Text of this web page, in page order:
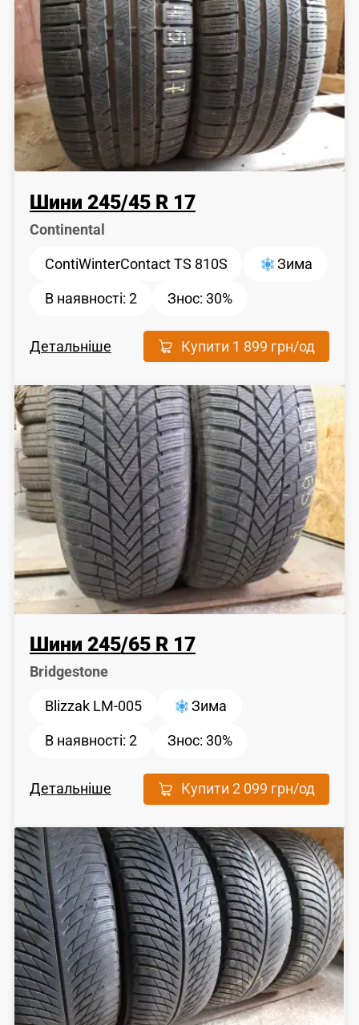
Шини 245/45 R 17
Continental
ContiWinterContact TS 810S Зима
В наявності: 2 Знос:30%
Детальніше Купити 1 899 грн/од
Шини 245/65 R 17
Bridgestone
Blizzak LM-005 Зима
В наявності: 2 Знос:30%
Детальніше Купити2 099 грн/од